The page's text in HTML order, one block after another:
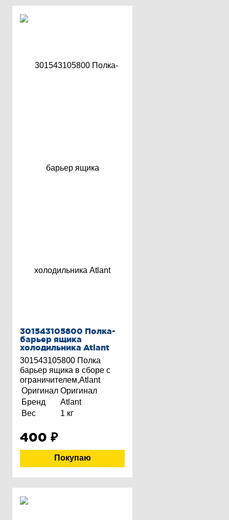
301543105800 Полка-
барьер ящика
холодильника Atlant
301543105800 Полка
барьер ящика в сборе с
ограничителем,Atlant
Оригинал Оригинал
Бренд
Atlant
Вес
1 кг
400 ₽